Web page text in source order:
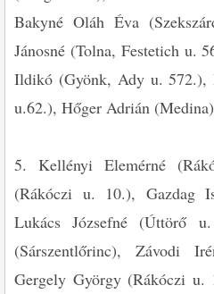
Bakyné Oláh Éva
Jánosné (Tolna, Festetich u.
Ildikó (Gyönk, Ady u. 572.),
u.62.), Hőger Adrián (Medina)
5. Kellényi Elemérné
(Rákóczi u. 10.), Gazdag
Lukács Józsefné (Úttörő
(Sárszentlőrinc), Závodi
Gergely György (Rákóczi u.